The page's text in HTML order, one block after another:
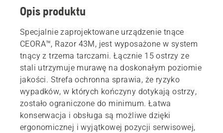
Opis produktu
Specjalnie zaprojektowane urządzenie tnące
CEORA™, Razor 43M, jest wyposażone w system
tnący z trzema tarczami. Łącznie 15 ostrzy ze
stali utrzymuje murawę na doskonałym poziomie
jakości. Strefa ochronna sprawia, że ryzyko
wypadków, w których kończyny dotykają ostrzy,
zostało ograniczone do minimum. Łatwa
konserwacja i obsługa są możliwe dzięki
ergonomicznej i wyjątkowej pozycji serwisowej,